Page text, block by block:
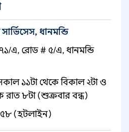
ধানমন্ডি
৭১/এ, রোড # ৫/এ, ধানমন্ডি
১১টা থেকে বিকাল ২টা ও
রাত ৮টা (শুক্রবার বন্ধ)
(হটলাইন)